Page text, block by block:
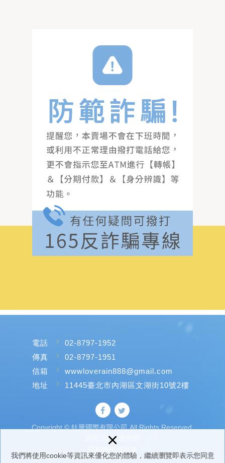
我們將使用cookie等資訊來優化您的體驗，繼續瀏覽即表示您同意
×
電話
02-8797-1952
傳真
02-8797-1951
信箱
wwwloverain888@gmail.com
地址
11445臺北市內湖區文湖街10號2樓
Copyright © 鈦騰國際有限公司 All Rights Reserved.
網頁設計 : 新視野